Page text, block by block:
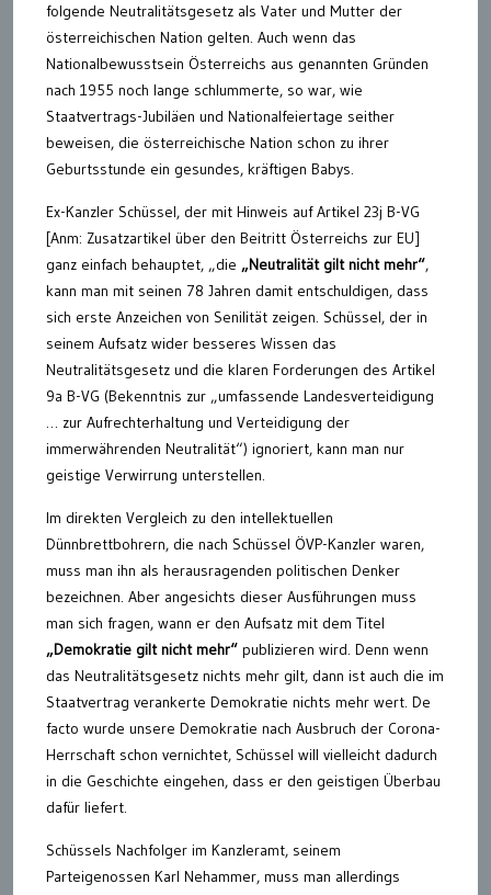
folgende Neutralitätsgesetz als Vater und Mutter der
österreichischen Nation gelten. Auch wenn das
Nationalbewusstsein Österreichs aus genannten Gründen
nach 1955 noch lange schlummerte, so war, wie
Staatvertrags-Jubiläen und Nationalfeiertage seither
beweisen, die österreichische Nation schon zu ihrer
Geburtsstunde ein gesundes, kräftigen Babys.
Ex-Kanzler Schüssel, der mit Hinweis auf Artikel 23j B-VG
[Anm: Zusatzartikel über den Beitritt Österreichs zur EU]
ganz einfach behauptet, „die „Neutralität gilt nicht mehr“,
kann man mit seinen 78 Jahren damit entschuldigen, dass
sich erste Anzeichen von Senilität zeigen. Schüssel, der in
seinem Aufsatz wider besseres Wissen das
Neutralitätsgesetz und die klaren Forderungen des Artikel
9a B-VG (Bekenntnis zur „umfassende Landesverteidigung
… zur Aufrechterhaltung und Verteidigung der
immerwährenden Neutralität“) ignoriert, kann man nur
geistige Verwirrung unterstellen.
Im direkten Vergleich zu den intellektuellen
Dünnbrettbohrern, die nach Schüssel ÖVP-Kanzler waren,
muss man ihn als herausragenden politischen Denker
bezeichnen. Aber angesichts dieser Ausführungen muss
man sich fragen, wann er den Aufsatz mit dem Titel
„Demokratie gilt nicht mehr“ publizieren wird. Denn wenn
das Neutralitätsgesetz nichts mehr gilt, dann ist auch die im
Staatvertrag verankerte Demokratie nichts mehr wert. De
facto wurde unsere Demokratie nach Ausbruch der Corona-
Herrschaft schon vernichtet, Schüssel will vielleicht dadurch
in die Geschichte eingehen, dass er den geistigen Überbau
dafür liefert.
Schüssels Nachfolger im Kanzleramt, seinem
Parteigenossen Karl Nehammer, muss man allerdings